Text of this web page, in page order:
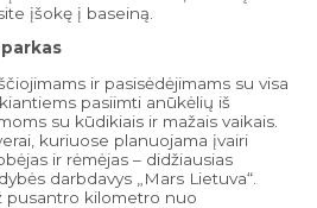
įšokę į baseiną.
ir pasisėdėjimams su visa
pasiimti anūkėlių iš
su kūdikiais ir mažais vaikais.
kuriuose planuojama įvairi
ir rėmėjas – didžiausias
darbdavys „Mars Lietuva“.
pusantro kilometro nuo